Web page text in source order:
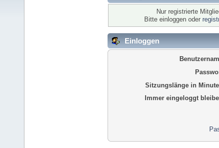
Nur registrierte
Bitte einloggen oder
Einloggen
Sitzungslänge in
Immer eingeloggt